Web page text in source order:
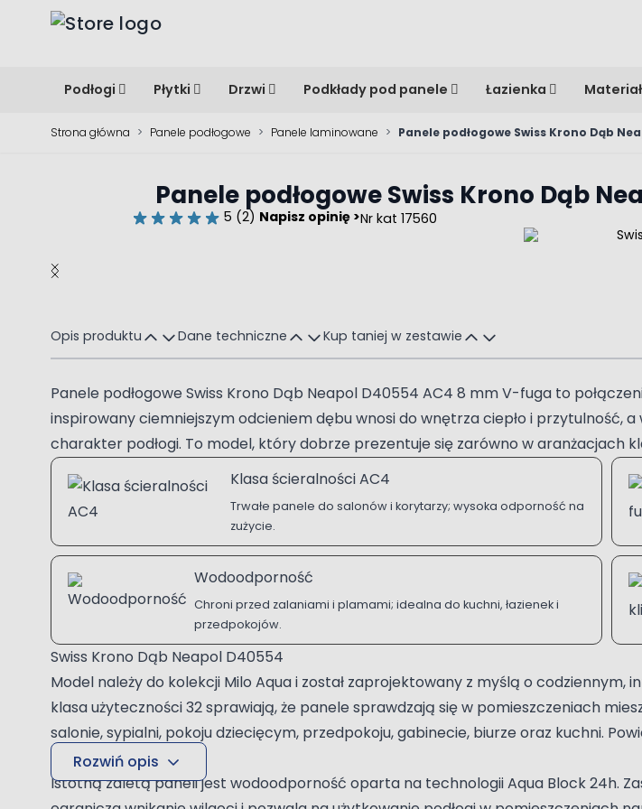
Przejdź do treści
Podłogi Płytki Drzwi Podkłady pod panele Łazienka
Strona główna > Panele podłogowe > Panele laminowane > Panele podłogowe Swiss Krono Dąb
Panele podłogowe Swiss Krono Dąb
5 (2) Napisz opinię >Nr kat 17560
Main image
Click to view image in fullscreen
Opis produktu Dane techniczne Kup taniej w zestawie
Panele podłogowe Swiss Krono Dąb Neapol D40554 AC4 8 mm V-fuga to
inspirowany ciemniejszym odcieniem dębu wnosi do wnętrza ciepło i przytulność,
charakter podłogi. To model, który dobrze prezentuje się zarówno w aranżacjach
Klasa ścieralności AC4
Trwałe panele do salonów i korytarzy; wysoka odporność na
zużycie.
Wodoodporność
Chroni przed zalaniami i plamami; idealna do kuchni, łazienek i
przedpokojów.
Swiss Krono Dąb Neapol D40554
Model należy do kolekcji Milo Aqua i został zaprojektowany z myślą o
klasa użyteczności 32 sprawiają, że panele sprawdzają się w pomieszczeniach
salonie, sypialni, pokoju dziecięcym, przedpokoju, gabinecie, biurze oraz kuchni.
utrzymaniu czystości.
Istotną zaletą paneli jest wodoodporność oparta na technologii Aqua Block 24h.
Rozwiń opis